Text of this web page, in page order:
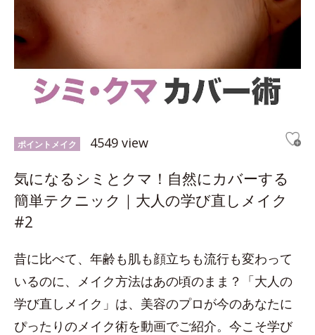
ポイントメイク 4549 view
気になるシミとクマ！自然にカバーする
簡単テクニック｜大人の学び直しメイク
#2
昔に比べて、年齢も肌も顔立ちも流行も変わって
いるのに、メイク方法はあの頃のまま？「大人の
学び直しメイク」は、美容のプロが今のあなたに
ぴったりのメイク術を動画でご紹介。今こそ学び